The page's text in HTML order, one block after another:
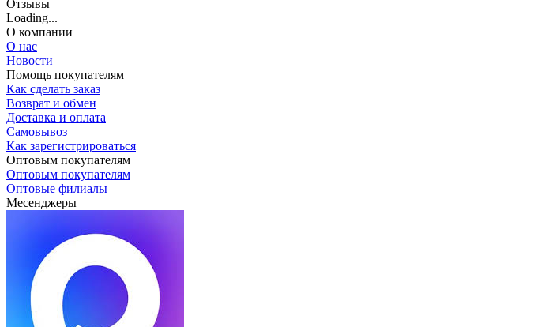
Отзывы
Loading...
О компании
О нас
Новости
Помощь покупателям
Как сделать заказ
Возврат и обмен
Доставка и оплата
Самовывоз
Как зарегистрироваться
Оптовым покупателям
Оптовым покупателям
Оптовые филиалы
Месенджеры